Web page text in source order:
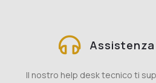
Il nostro help desk tecnico ti